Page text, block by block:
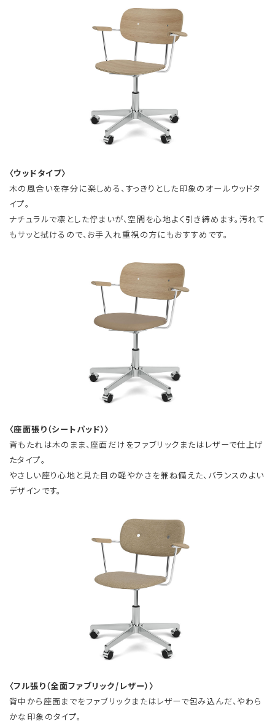
〈ウッドタイプ〉
木の風合いを存分に楽しめる、すっきりとした印象のオールウッドタ
イプ。
ナチュラルで凛とした佇まいが、空間を心地よく引き締めます。汚れて
もサッと拭けるので、お手入れ重視の方にもおすすめです。
〈座面張り（シートパッド）〉
背もたれは木のまま、座面だけをファブリックまたはレザーで仕上げ
たタイプ。
やさしい座り心地と見た目の軽やかさを兼ね備えた、バランスのよい
デザインです。
〈フル張り（全面ファブリック/レザー）〉
背中から座面までをファブリックまたはレザーで包み込んだ、やわら
かな印象のタイプ。